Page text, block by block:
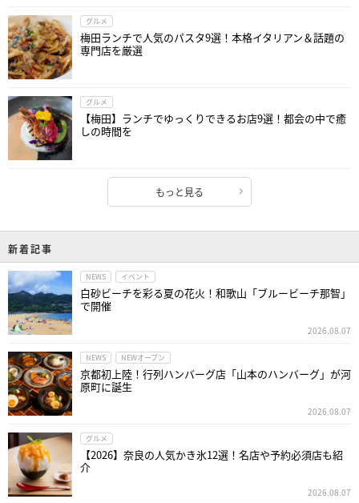
グルメ
梅田ランチで人気のパスタ9選！本格イタリアン＆話題の
専門店を厳選
グルメ
【梅田】ランチでゆっくりできるお店9選！都会の中で癒
しの時間を
もっと見る
新着記事
NEWS イベント
白砂ビーチを彩る夏の花火！和歌山「ブルービーチ那智」
で開催
2026.08.07
NEWS NEWオープン
京都初上陸！行列ハンバーグ店「山本のハンバーグ」が河
原町に誕生
2026.08.07
グルメ
【2026】奈良の人気かき氷12選！名店や予約必須店も紹
介
2026.08.07